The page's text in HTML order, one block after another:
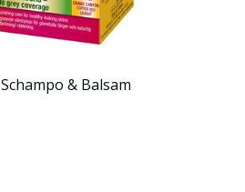
Schampo & Balsam